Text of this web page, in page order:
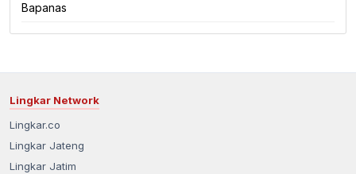
Bapanas
Lingkar Network
Lingkar.co
Lingkar Jateng
Lingkar Jatim